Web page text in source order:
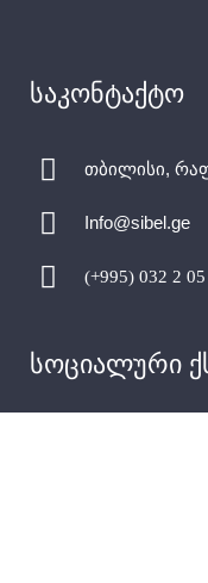
საკონტაქტო
თბილისი,
Info@sibel.ge
(+995) 032 2
სოციალური